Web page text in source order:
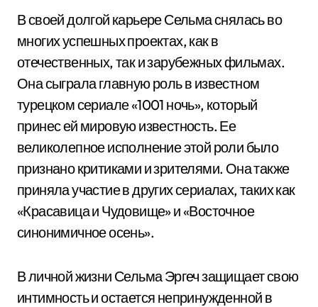
В своей долгой карьере Сельма снялась во
многих успешных проектах, как в
отечественных, так и зарубежных фильмах.
Она сыграла главную роль в известном
турецком сериале «1001 ночь», который
принес ей мировую известность. Ее
великолепное исполнение этой роли было
признано критиками и зрителями. Она также
приняла участие в других сериалах, таких как
«Красавица и Чудовище» и «Восточное
синонимичное осень».
В личной жизни Сельма Эргеч защищает свою
интимность и остается непринужденной в